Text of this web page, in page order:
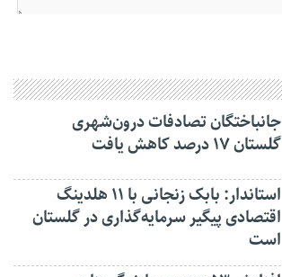
جانباختگان تصادفات درون‌شهری
گلستان ۱۷ درصد کاهش یافت
استاندار: بابک زنجانی با ۱۱ هلدینگ
اقتصادی پیگیر سرمایه‌گذاری در گلستان
است